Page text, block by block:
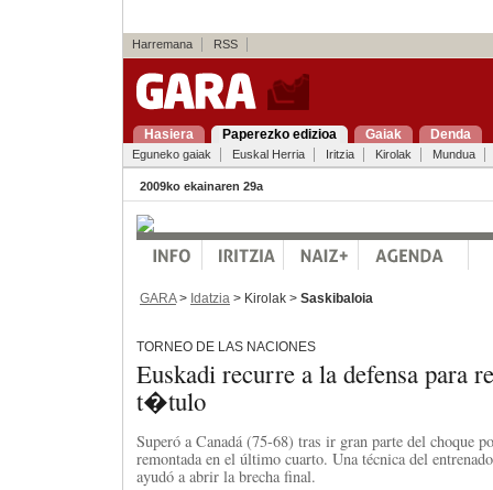
Harremana RSS
Hasiera Paperezko edizioa Gaiak Denda
Eguneko gaiak Euskal Herria Iritzia Kirolak Mundua
2009ko ekainaren 29a
GARA> Idatzia> Kirolak > Saskibaloia
TORNEO DE LAS NACIONES
Euskadi recurre a la defensa para
t�tulo
Superó a Canadá (75-68) tras ir gran parte del choque
remontada en el último cuarto. Una técnica del
ayudó a abrir la brecha final.